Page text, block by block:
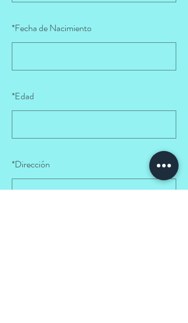
*Fecha de Nacimiento
*Edad
*Dirección